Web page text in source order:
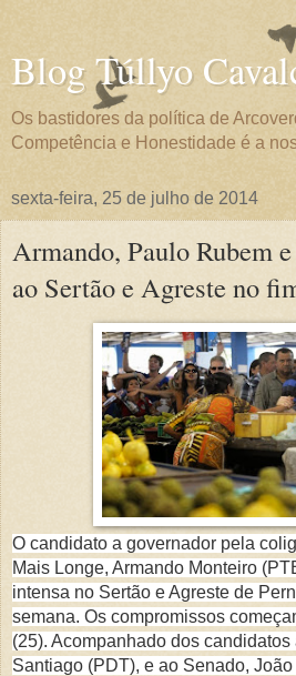
Blog Túllyo
Os bastidores da política de
Competência e Honestidade é a
sexta-feira, 25 de julho de 2014
Armando, Paulo Rubem
O candidato a governador pela
Mais Longe, Armando Monteiro
intensa no Sertão e Agreste de
semana. Os compromissos
(25). Acompanhado dos
Santiago (PDT), e ao Senado,